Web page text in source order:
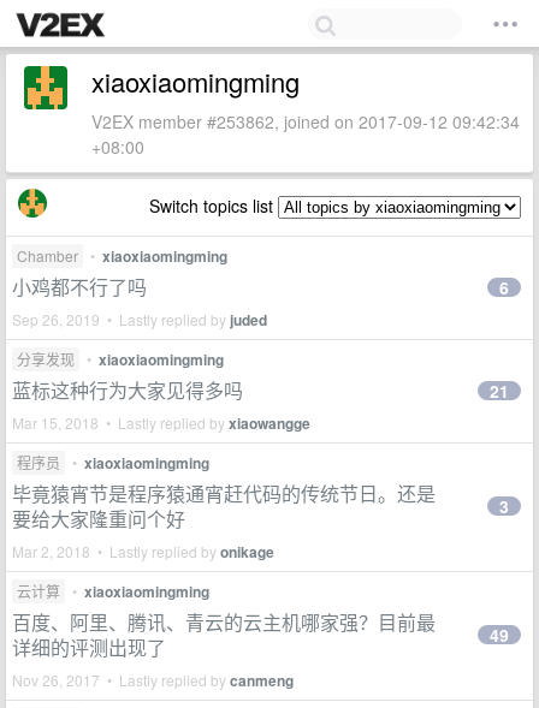
xiaoxiaomingming
V2EX member #253862, joined on 2017-09-12 09:42:34
+08:00
Switch topics list
Chamber • xiaoxiaomingming
小鸡都不行了吗
Sep 26, 2019 • Lastly replied by juded
6
分享发现 • xiaoxiaomingming
蓝标这种行为大家见得多吗
Mar 15, 2018 • Lastly replied byxiaowangge
21
程序员 • xiaoxiaomingming
毕竟猿宵节是程序猿通宵赶代码的传统节日。还是
要给大家隆重问个好
Mar 2, 2018 • Lastly replied byonikage
3
云计算 • xiaoxiaomingming
百度、阿里、腾讯、青云的云主机哪家强？目前最
详细的评测出现了
Nov 26, 2017 • Lastly replied bycanmeng
49